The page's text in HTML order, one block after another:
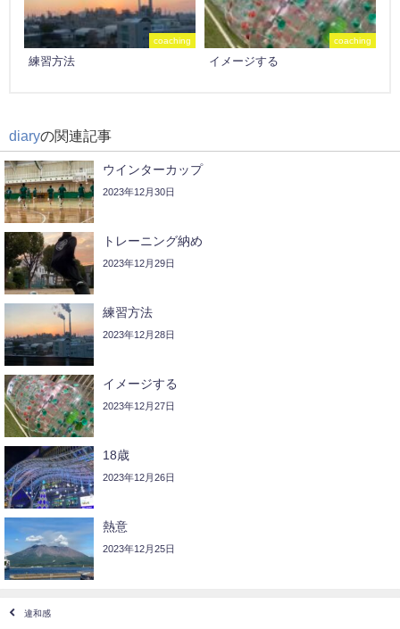
coaching
練習方法
coaching
イメージする
diaryの関連記事
ウインターカップ
2023年12月30日
トレーニング納め
2023年12月29日
練習方法
2023年12月28日
イメージする
2023年12月27日
18歳
2023年12月26日
熱意
2023年12月25日
違和感